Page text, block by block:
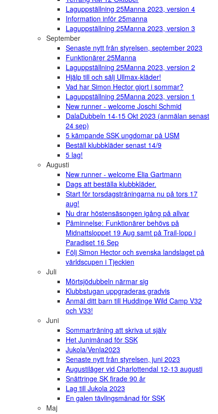
Laguppställning 25Manna 2023, version 4
Information inför 25manna
Laguppställning 25Manna 2023, version 3
September
Senaste nytt från styrelsen, september 2023
Funktionärer 25Manna
Laguppställning 25Manna 2023, version 2
Hjälp till och sälj Ullmax-kläder!
Vad har Simon Hector gjort i sommar?
Laguppställning 25Manna 2023, version 1
New runner - welcome Joschi Schmid
DalaDubbeln 14-15 Okt 2023 (anmälan senast
24 sep)
5 kämpande SSK ungdomar på USM
Beställ klubbkläder senast 14/9
5 lag!
Augusti
New runner - welcome Elia Gartmann
Dags att beställa klubbkläder.
Start för torsdagsträningarna nu på tors 17
aug!
Nu drar höstensäsongen igång på allvar
Påminnelse: Funktionärer behövs på
Midnattsloppet 19 Aug samt på Trail-lopp i
Paradiset 16 Sep
Följ Simon Hector och svenska landslaget på
världscupen i Tjeckien
Juli
Mörtsjödubbeln närmar sig
Klubbstugan uppgraderas gradvis
Anmäl ditt barn till Huddinge Wild Camp V32
och V33!
Juni
Sommarträning att skriva ut själv
Het Junimånad för SSK
Jukola/Venla2023
Senaste nytt från styrelsen, juni 2023
Augustiläger vid Charlottendal 12-13 augusti
Snättringe SK firade 90 år
Lag till Jukola 2023
En galen tävlingsmånad för SSK
Maj